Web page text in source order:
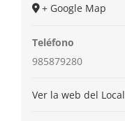
+ Google Map
Teléfono
985879280
Ver la web del Local